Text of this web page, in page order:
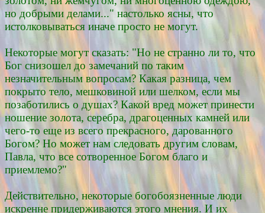
но добрыми делами..." настолько ясны, что
истолковываться иначе просто не могут.
Некоторые могут сказать: "Но не странно ли то, что
Бог снизошел до замечаний по таким
незначительным вопросам? Какая разница, чем
покрыто тело, мешковиной или шелком, если мы
позаботились о душах? Какой вред может принести
ношение золота, серебра, драгоценных камней или
чего-то еще из всего прекрасного, дарованного
Богом? Но может нам следовать другим словам,
Павла, что все сотворенное Богом благо и
приемлемо?"
Действительно, некоторые богобоязненные люди
искренне придерживаются этого мнения. И их